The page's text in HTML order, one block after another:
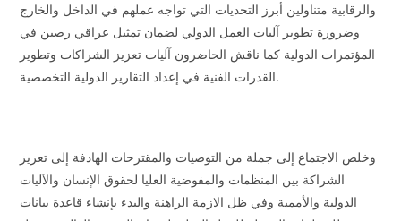
والرقابية متناولين أبرز التحديات التي تواجه عملهم في الداخل والخارج
وضرورة تطوير آليات العمل الدولي لضمان تمثيل عراقي رصين في
المؤتمرات الدولية كما ناقش الحاضرون آليات تعزيز الشراكات وتطوير
القدرات الفنية في إعداد التقارير الدولية التخصصية.
وخلص الاجتماع إلى جملة من التوصيات والمقترحات الهادفة إلى تعزيز
الشراكة بين المنظمات والمفوضية العليا لحقوق الإنسان والآليات
الدولية والأممية وفي ظل الازمة الراهنة والبدء بإنشاء قاعدة بيانات